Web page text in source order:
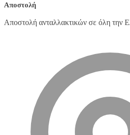
Αποστολή
Αποστολή ανταλλακτικών σε όλη την